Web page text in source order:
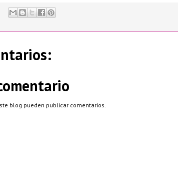
blog pueden publicar comentarios.